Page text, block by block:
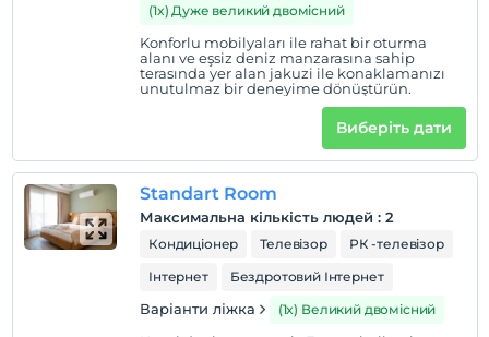
(1x) Дуже великий двомісний
Konforlu mobilyaları ile rahat bir oturma
alanı ve eşsiz deniz manzarasına sahip
terasında yer alan jakuzi ile konaklamanızı
unutulmaz bir deneyime dönüştürün.
Виберіть дати
Standart Room
Максимальна кількість людей : 2
Кондиціонер Телевізор
РК -телевізор
Інтернет
Бездротовий Інтернет
Варіанти ліжка (1x) Великий двомісний